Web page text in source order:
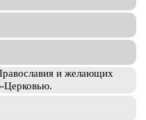
и желающих
Церковью.